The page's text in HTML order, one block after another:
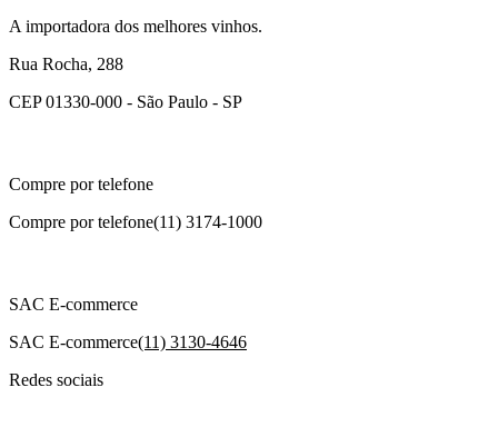
A importadora dos melhores vinhos.
Rua Rocha, 288
CEP 01330-000 - São Paulo - SP
Compre por telefone
Compre por telefone(11) 3174-1000
SAC E-commerce
SAC E-commerce(11) 3130-4646
Redes sociais